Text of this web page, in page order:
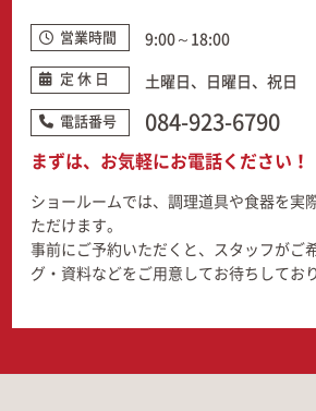
営業時間 9:00～18:00
定 休 日 土曜日、日曜日、祝日
電話番号 084-923-6790
まずは、お気軽にお電話ください！
ショールームでは、調理道具や食器を実
ただけます。
事前にご予約いただくと、スタッフがご
グ・資料などをご用意してお待ちしてお